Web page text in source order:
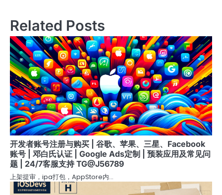
Related Posts
开发者账号注册与购买 | 谷歌、苹果、三星、Facebook
账号 | 邓白氏认证 | Google Ads定制 | 预装应用及常见问
题 | 24/7客服支持 TG@J56789
上架提审，ipa打包，AppStore内…